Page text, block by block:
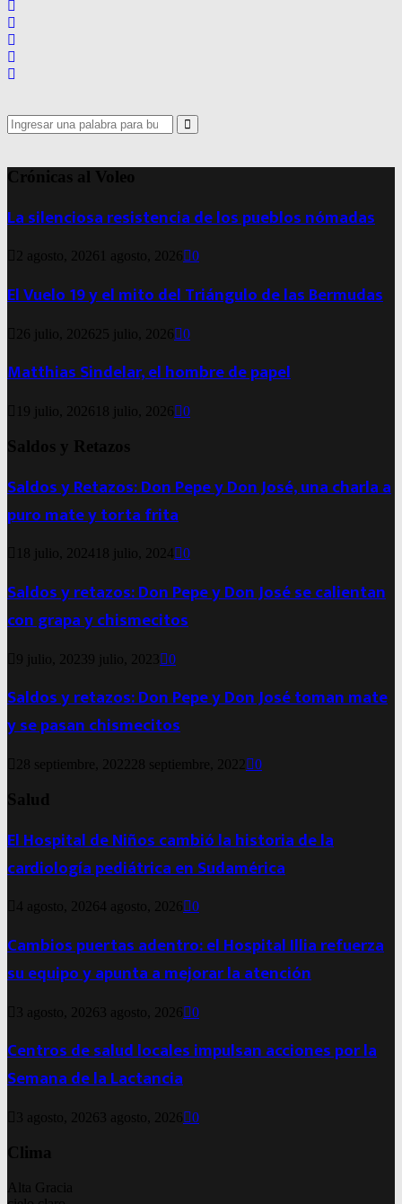
Search
for:
Search
Crónicas al Voleo
La silenciosa resistencia de los pueblos nómadas
2 agosto, 2026 1 agosto, 2026 0
El Vuelo 19 y el mito del Triángulo de las Bermudas
26 julio, 2026 25 julio, 2026 0
Matthias Sindelar, el hombre de papel
19 julio, 2026 18 julio, 2026 0
Saldos y Retazos
Saldos y Retazos: Don Pepe y Don José, una charla a
puro mate y torta frita
18 julio, 2024 18 julio, 2024 0
Saldos y retazos: Don Pepe y Don José se calientan
con grapa y chismecitos
9 julio, 20239 julio, 2023 0
Saldos y retazos: Don Pepe y Don José toman mate
y se pasan chismecitos
28 septiembre, 2022 28 septiembre, 2022 0
Salud
El Hospital de Niños cambió la historia de la
cardiología pediátrica en Sudamérica
4 agosto, 20264 agosto, 2026 0
Cambios puertas adentro: el Hospital Illia refuerza
su equipo y apunta a mejorar la atención
3 agosto, 2026 3 agosto, 2026 0
Centros de salud locales impulsan acciones por la
Semana de la Lactancia
3 agosto, 2026 3 agosto, 2026 0
Clima
Alta Gracia